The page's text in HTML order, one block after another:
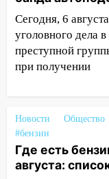
справиться
03:30
принесет
отличные
23:20
Ульяновской
20:04
Сегодня, 6
уголовного дела
преступной
при получении
Новости Общество
#бензин
Где есть
августа: